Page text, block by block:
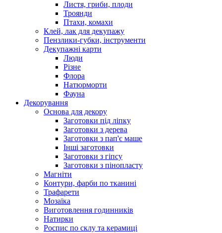
Листя, гриби, плоди
Троянди
Птахи, комахи
Клей, лак для декупажу
Пензлики-губки, інструменти
Декупажні карти
Люди
Різне
Флора
Натюрморти
Фауна
Декорування
Основа для декору
Заготовки під ліпку
Заготовки з дерева
Заготовки з пап'є маше
Інші заготовки
Заготовки з гіпсу
Заготовки з пінопласту
Магніти
Контури, фарби по тканині
Трафарети
Мозаїка
Виготовлення годинників
Натирки
Роспис по склу та керамиці